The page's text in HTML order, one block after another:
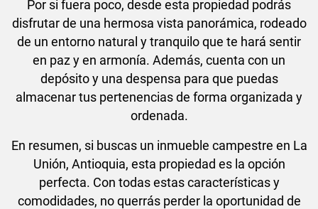
Por si fuera poco, desde esta propiedad podrás
disfrutar de una hermosa vista panorámica, rodeado
de un entorno natural y tranquilo que te hará sentir
en paz y en armonía. Además, cuenta con un
depósito y una despensa para que puedas
almacenar tus pertenencias de forma organizada y
ordenada.
En resumen, si buscas un inmueble campestre en La
Unión, Antioquia, esta propiedad es la opción
perfecta. Con todas estas características y
comodidades, no querrás perder la oportunidad de